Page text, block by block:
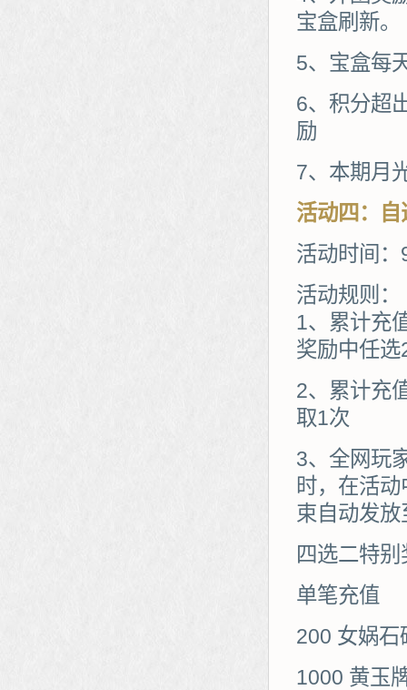
宝盒刷新。
5、宝盒每
6、积分超
励
7、本期月
活动四 ：
活动时间
活动规则：
1、累计充
奖励中任
2、累计充
取1次
3、全网玩
时，在活
束自动发放
四选二特别
单笔充值
200 女娲
1000 黄玉